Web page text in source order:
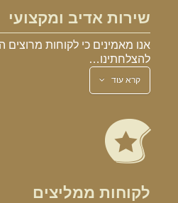
שירות אדיב ומקצועי
אנו מאמינים כי לקוחות
להצלחתינו…
קרא עוד
לקוחות ממליצים